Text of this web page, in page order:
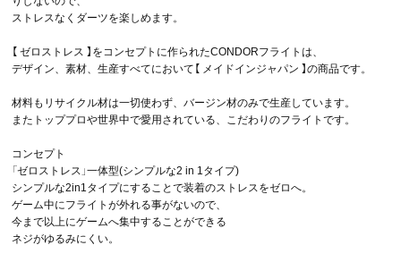
ストレスなくダーツを楽しめます。
【 ゼロストレス 】をコンセプトに作られたCONDORフライトは、
デザイン、素材、生産すべてにおいて【 メイドインジャパン 】の商品です。
材料もリサイクル材は一切使わず、バージン材のみで生産しています。
またトッププロや世界中で愛用されている、こだわりのフライトです。
コンセプト
「ゼロストレス」一体型(シンプルな2 in 1タイプ)
シンプルな2in1タイプにすることで装着のストレスをゼロへ。
ゲーム中にフライトが外れる事がないので、
今まで以上にゲームへ集中することができる
ネジがゆるみにくい。